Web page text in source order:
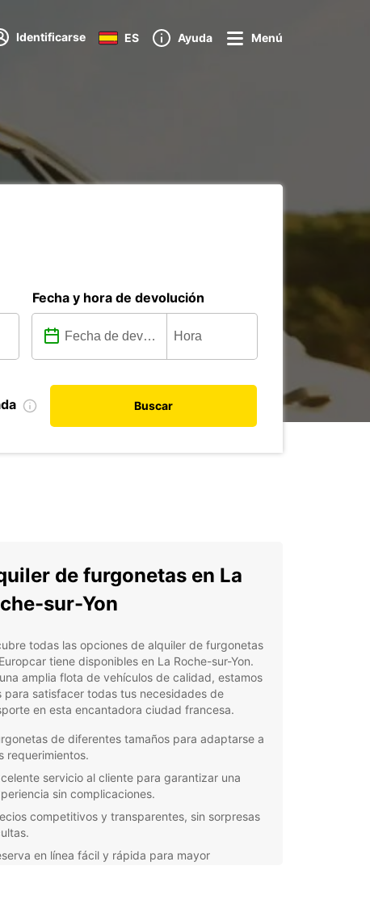
Identificarse ES Ayuda Menú
Fecha y hora de devolución
Buscar
de furgonetas en La
sur-Yon
todas las opciones de alquiler de furgonetas
tiene disponibles en La Roche-sur-Yon.
amplia flota de vehículos de calidad, estamos
para satisfacer todas tus necesidades de
en esta encantadora ciudad francesa.
de diferentes tamaños para adaptarse a
requerimientos.
servicio al cliente para garantizar una
sin complicaciones.
competitivos y transparentes, sin sorpresas
en línea fácil y rápida para mayor